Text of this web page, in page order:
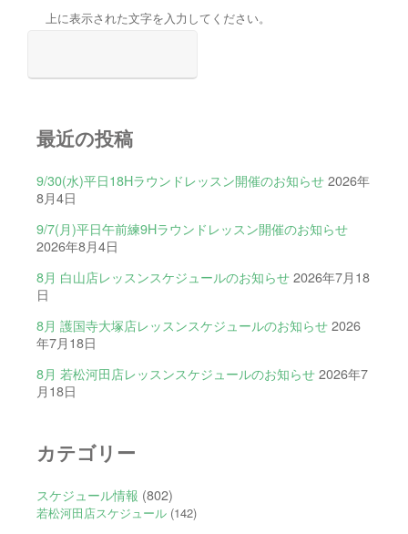
上に表示された文字を入力してください。
最近の投稿
9/30(水)平日18Hラウンドレッスン開催のお知らせ 2026年
8月4日
9/7(月)平日午前練9Hラウンドレッスン開催のお知らせ
2026年8月4日
8月 白山店レッスンスケジュールのお知らせ 2026年7月18
日
8月 護国寺大塚店レッスンスケジュールのお知らせ 2026
年7月18日
8月 若松河田店レッスンスケジュールのお知らせ 2026年7
月18日
カテゴリー
スケジュール情報 (802)
若松河田店スケジュール(142)